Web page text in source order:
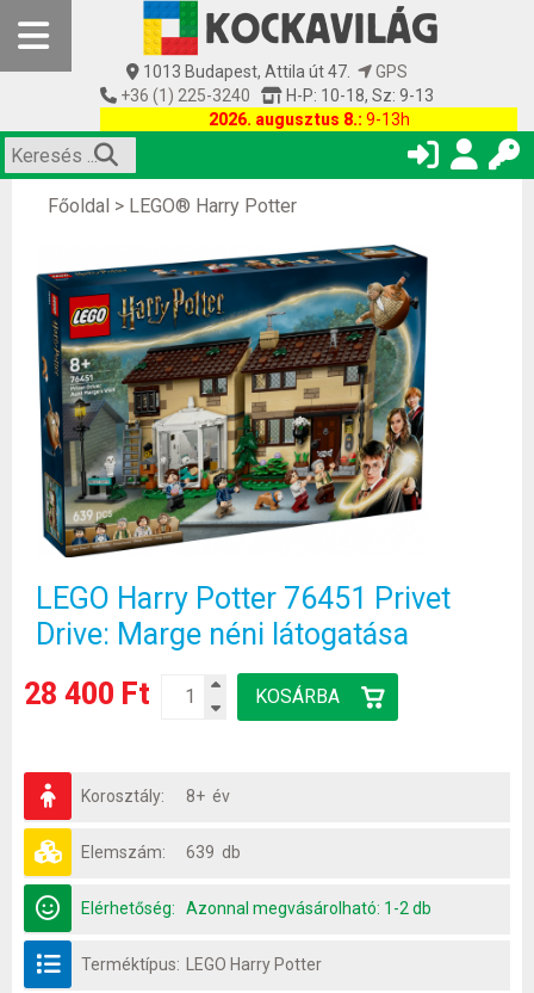
1013 Budapest, Attila út 47.
GPS
+36 (1) 225-3240
H-P: 10-18, Sz: 9-13
2026. augusztus 8.: 9-13h
Főoldal > LEGO® Harry Potter
LEGO Harry Potter 76451 Privet
Drive: Marge néni látogatása
28 400 Ft
Korosztály: 8+ év
Elemszám: 639 db
Elérhetőség: Azonnal megvásárolható: 1-2 db
Terméktípus: LEGO Harry Potter